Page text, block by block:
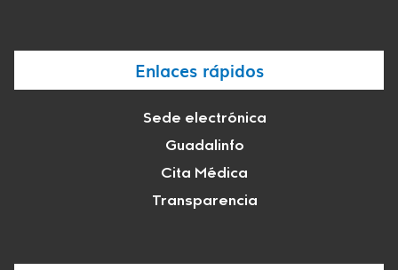
Enlaces rápidos
Sede electrónica
Guadalinfo
Cita Médica
Transparencia